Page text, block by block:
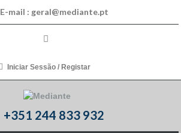
E-mail : geral@mediante.pt
Iniciar Sessão / Registar
+351 244 833 932